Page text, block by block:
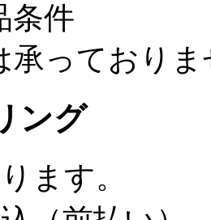
条件
承っており
ング
ます。